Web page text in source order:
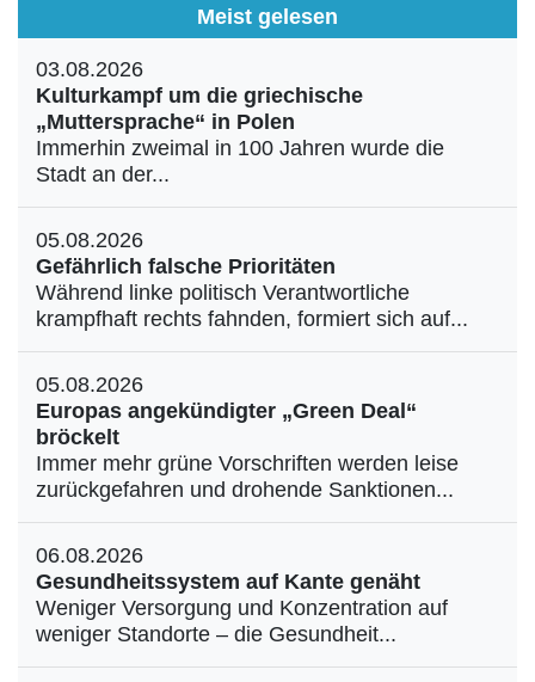
Meist gelesen
03.08.2026
Kulturkampf um die griechische
„Muttersprache“ in Polen
Immerhin zweimal in 100 Jahren wurde die
Stadt an der...
05.08.2026
Gefährlich falsche Prioritäten
Während linke politisch Verantwortliche
krampfhaft rechts fahnden, formiert sich auf...
05.08.2026
Europas angekündigter „Green Deal“
bröckelt
Immer mehr grüne Vorschriften werden leise
zurückgefahren und drohende Sanktionen...
06.08.2026
Gesundheitssystem auf Kante genäht
Weniger Versorgung und Konzentration auf
weniger Standorte – die Gesundheit...